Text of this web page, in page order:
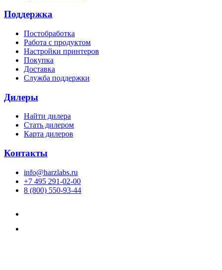
Поддержка
Постобработка
Работа с продуктом
Настройки принтеров
Покупка
Доставка
Служба поддержки
Дилеры
Найти дилера
Cтать дилером
Карта дилеров
Контакты
info@harzlabs.ru
+7 495 291-02-00
8 (800) 550-93-44